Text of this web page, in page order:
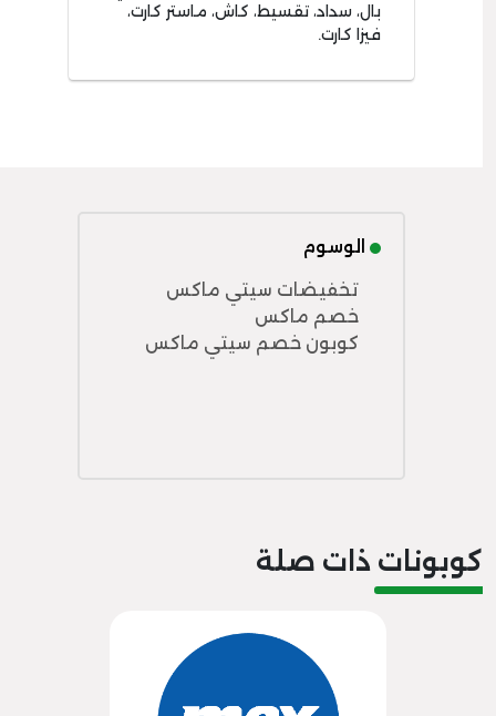
بال، سداد، تقسيط، كاش، ماستر كارت،
فيزا كارت.
الوسوم
تخفيضات سيتي ماكس
خصم ماكس
كوبون خصم سيتي ماكس
كوبونات ذات صلة